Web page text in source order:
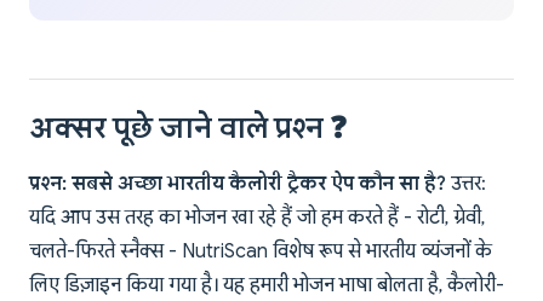
अक्सर पूछे जाने वाले प्रश्न ❓
प्रश्न: सबसे अच्छा भारतीय कैलोरी ट्रैकर ऐप कौन सा है? उत्तर:
यदि आप उस तरह का भोजन खा रहे हैं जो हम करते हैं - रोटी, ग्रेवी,
चलते-फिरते स्नैक्स - NutriScan विशेष रूप से भारतीय व्यंजनों के
लिए डिज़ाइन किया गया है। यह हमारी भोजन भाषा बोलता है, कैलोरी-